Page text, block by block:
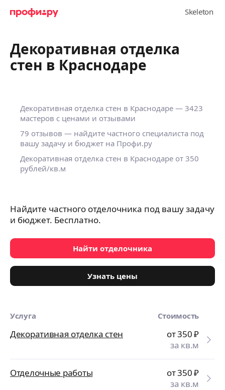
Декоративная отделка
стен в Краснодаре
Декоративная отделка стен в Краснодаре — 3423
мастеров с ценами и отзывами
79 отзывов — найдите частного специалиста под
вашу задачу и бюджет на Профи.ру
Декоративная отделка стен в Краснодаре от 350
рублей/кв.м
Найдите частного отделочника под вашу задачу
и бюджет. Бесплатно.
Найти отделочника
Узнать цены
Услуга Стоимость
Декоративная отделка стен от 350₽
за кв.м
Отделочные работы от 350₽
за кв.м